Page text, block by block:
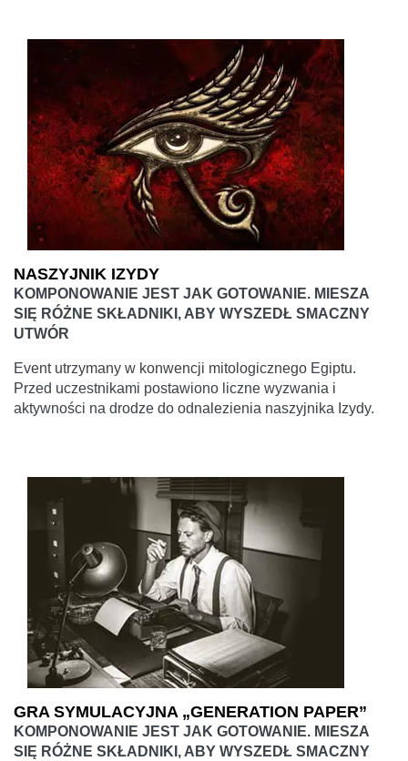
NASZYJNIK IZYDY
KOMPONOWANIE JEST JAK GOTOWANIE. MIESZA
SIĘ RÓŻNE SKŁADNIKI, ABY WYSZEDŁ SMACZNY
UTWÓR
Event utrzymany w konwencji mitologicznego Egiptu.
Przed uczestnikami postawiono liczne wyzwania i
aktywności na drodze do odnalezienia naszyjnika Izydy.
GRA SYMULACYJNA „GENERATION PAPER”
KOMPONOWANIE JEST JAK GOTOWANIE. MIESZA
SIĘ RÓŻNE SKŁADNIKI, ABY WYSZEDŁ SMACZNY